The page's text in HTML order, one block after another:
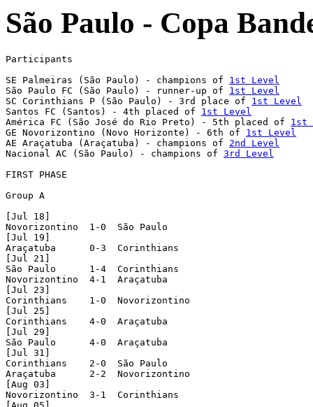
São Paulo - Copa
Participants
SE Palmeiras (São Paulo) - champions of 1st Level
São Paulo FC (São Paulo) - runner-up of 1st Level
SC Corinthians P (São Paulo) - 3rd place of 1st Level
Santos FC (Santos) - 4th placed of 1st Level
América FC (São José do Rio Preto) - 5th placed of 1st
GE Novorizontino (Novo Horizonte) - 6th of 1st Level
AE Araçatuba (Araçatuba) - champions of 2nd Level
Nacional AC (São Paulo) - champions of 3rd Level
FIRST PHASE
Group A
[Jul 18]
Novorizontino  1-0  São Paulo
[Jul 19]
Araçatuba      0-3  Corinthians
[Jul 21]
São Paulo      1-4  Corinthians
Novorizontino  4-1  Araçatuba
[Jul 23]
Corinthians    1-0  Novorizontino
[Jul 25]
Corinthians    4-0  Araçatuba
[Jul 29]
São Paulo      4-0  Araçatuba
[Jul 31]
Corinthians    2-0  São Paulo
Araçatuba      2-2  Novorizontino
[Aug 03]
Novorizontino  3-1  Corinthians